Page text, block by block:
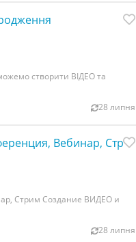
створити ВІДЕО та
28 липня
Вебинар, Стрим
Стрим Создание ВИДЕО и
28 липня